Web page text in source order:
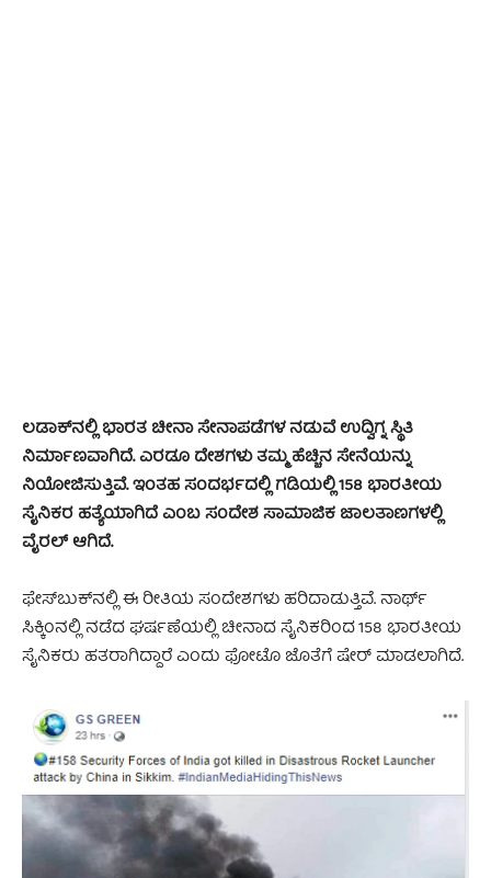
ಲಡಾಕ್‌ನಲ್ಲಿ ಭಾರತ ಚೀನಾ ಸೇನಾಪಡೆಗಳ ನಡುವೆ ಉದ್ವಿಗ್ನ ಸ್ಥಿತಿ
ನಿರ್ಮಾಣವಾಗಿದೆ. ಎರಡೂ ದೇಶಗಳು ತಮ್ಮ ಹೆಚ್ಚಿನ ಸೇನೆಯನ್ನು
ನಿಯೋಜಿಸುತ್ತಿವೆ. ಇಂತಹ ಸಂದರ್ಭದಲ್ಲಿ ಗಡಿಯಲ್ಲಿ 158 ಭಾರತೀಯ
ಸೈನಿಕರ ಹತ್ಯೆಯಾಗಿದೆ ಎಂಬ ಸಂದೇಶ ಸಾಮಾಜಿಕ ಜಾಲತಾಣಗಳಲ್ಲಿ
ವೈರಲ್‌ ಆಗಿದೆ.
ಫೇಸ್‌ಬುಕ್‌ನಲ್ಲಿ ಈ ರೀತಿಯ ಸಂದೇಶಗಳು ಹರಿದಾಡುತ್ತಿವೆ. ನಾರ್ಥ್
ಸಿಕ್ಕಿಂನಲ್ಲಿ ನಡೆದ ಘರ್ಷಣೆಯಲ್ಲಿ ಚೀನಾದ ಸೈನಿಕರಿಂದ 158 ಭಾರತೀಯ
ಸೈನಿಕರು ಹತರಾಗಿದ್ದಾರೆ ಎಂದು ಫೋಟೊ ಜೊತೆಗೆ ಷೇರ್ ಮಾಡಲಾಗಿದೆ.